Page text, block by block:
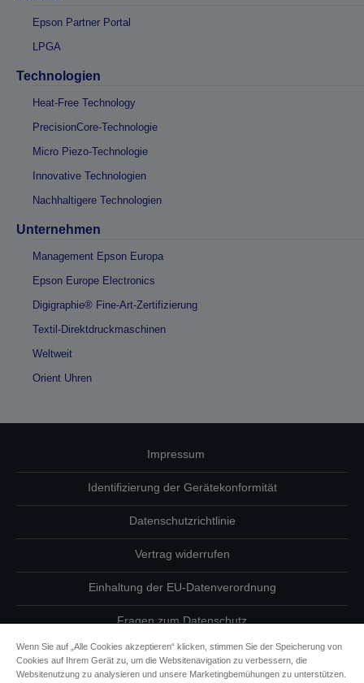
Epson Partner Portal
LPGA
Technologien
Heat-Free Technology
PrecisionCore-Technologie
Micro Piezo-Technologie
Innovative Technologien
Nachhaltigere Technologien
Unternehmen
Management Epson Europa
Epson Europe Electronics
Digigraphie® Fine-Art-Zertifizierung
Textil-Direktdruckmaschinen
Weltweit
Orient Uhren
Impressum
Identifizierung der Gerätekonformität
Datenschutzrichtlinie
Vertrag widerrufen
Einhaltung der EU-Datenverordnung
Fragen zum Datenschutz
Informationen zu Cookies
Wenn Sie auf „Alle Cookies akzeptieren“ klicken, stimmen Sie der Speicherung von
Cookies auf Ihrem Gerät zu, um die Websitenavigation zu verbessern, die
Websitenutzung zu analysieren und unsere Marketingbemühungen zu unterstützen.